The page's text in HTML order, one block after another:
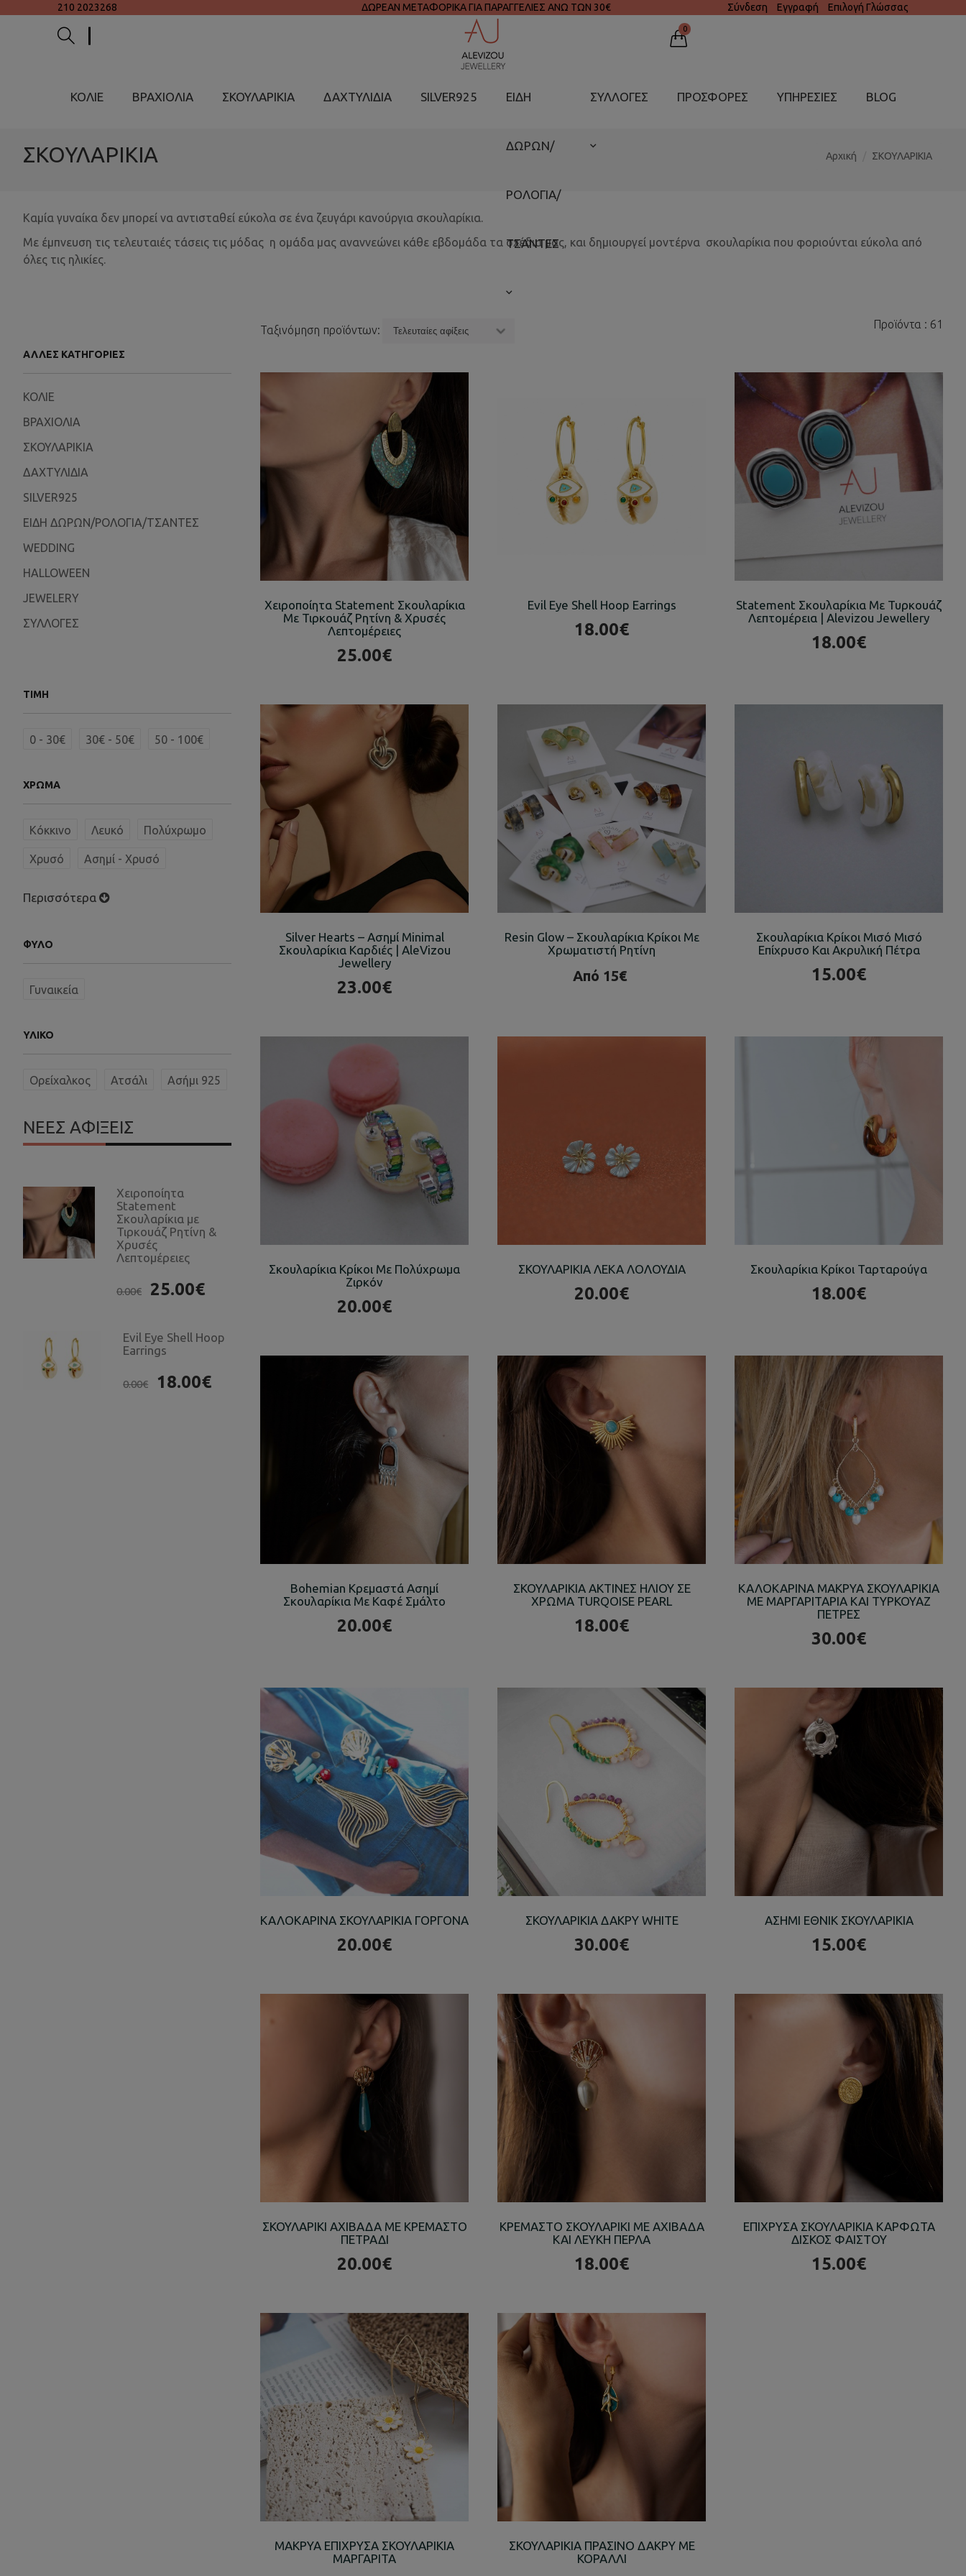
210 2023268 ΔΩΡΕΑΝ ΜΕΤΑΦΟΡΙΚΑ ΓΙΑ ΠΑΡΑΓΓΕΛΙΕΣ ΑΝΩ ΤΩΝ 30€ Σύνδεση Εγγραφή Επιλογή Γλώσσας
0
ΚΟΛΙΕ ΒΡΑΧΙΟΛΙΑ ΣΚΟΥΛΑΡΙΚΙΑ ΔΑΧΤΥΛΙΔΙΑ SILVER925 ΕΙΔΗ
ΔΩΡΩΝ/
ΡΟΛΟΓΙΑ/
ΤΣΑΝΤΕΣ
ΣΥΛΛΟΓΕΣ ΠΡΟΣΦΟΡΕΣ ΥΠΗΡΕΣΊΕΣ BLOG
ΣΚΟΥΛΑΡΙΚΙΑ Αρχική ΣΚΟΥΛΑΡΙΚΙΑ
Καμία γυναίκα δεν μπορεί να αντισταθεί εύκολα σε ένα ζευγάρι κανούργια σκουλαρίκια.
Με έμπνευση τις τελευταιές τάσεις τις μόδας η ομάδα μας αναννεώνει κάθε εβδομάδα τα σχέδια μας, και δημιουργεί μοντέρνα σκουλαρίκια που φοριούνται εύκολα από
όλες τις ηλικίες.
ΆΛΛΕΣ ΚΑΤΗΓΟΡΊΕΣ
ΚΟΛΙΕ
ΒΡΑΧΙΟΛΙΑ
ΣΚΟΥΛΑΡΙΚΙΑ
ΔΑΧΤΥΛΙΔΙΑ
SILVER925
ΕΙΔΗ ΔΩΡΩΝ/ΡΟΛΟΓΙΑ/ΤΣΑΝΤΕΣ
WEDDING
HALLOWEEN
JEWELERY
ΣΥΛΛΟΓΕΣ
ΤΙΜΉ
0 - 30€ 30€ - 50€ 50 - 100€
ΧΡΏΜΑ
Κόκκινο Λευκό Πολύχρωμο
Χρυσό Ασημί - Χρυσό
Περισσότερα
ΦΎΛΟ
Γυναικεία
ΥΛΙΚΌ
Ορείχαλκος Ατσάλι Ασήμι 925
ΝΕΕΣ ΑΦΙΞΕΙΣ
Χειροποίητα
Statement
Σκουλαρίκια με
Τιρκουάζ Ρητίνη &
Χρυσές
Λεπτομέρειες
0.00€ 25.00€
Evil Eye Shell Hoop
Earrings
0.00€ 18.00€
Ταξινόμηση προϊόντων: Προϊόντα : 61
Χειροποίητα Statement Σκουλαρίκια
Με Τιρκουάζ Ρητίνη & Χρυσές
Λεπτομέρειες
25.00€
Evil Eye Shell Hoop Earrings
18.00€
Statement Σκουλαρίκια Με Τυρκουάζ
Λεπτομέρεια | Alevizou Jewellery
18.00€
Silver Hearts – Ασημί Minimal
Σκουλαρίκια Καρδιές | AleVizou
Jewellery
23.00€
Resin Glow – Σκουλαρίκια Κρίκοι Με
Χρωματιστή Ρητίνη
Από 15€
Σκουλαρίκια Κρίκοι Μισό Μισό
Επίχρυσο Και Ακρυλική Πέτρα
15.00€
Σκουλαρίκια Κρίκοι Με Πολύχρωμα
Ζιρκόν
20.00€
ΣΚΟΥΛΑΡΙΚΙΑ ΛΕΚΑ ΛΟΛΟΥΔΙΑ
20.00€
Σκουλαρίκια Κρίκοι Ταρταρούγα
18.00€
Bohemian Κρεμαστά Ασημί
Σκουλαρίκια Με Καφέ Σμάλτο
20.00€
ΣΚΟΥΛΑΡΙΚΙΑ ΑΚΤΙΝΕΣ ΗΛΙΟΥ ΣΕ
ΧΡΩΜΑ TURQOISE PEARL
18.00€
ΚΑΛΟΚΑΡΙΝΑ ΜΑΚΡΥΑ ΣΚΟΥΛΑΡΙΚΙΑ
ΜΕ ΜΑΡΓΑΡΙΤΑΡΙΑ ΚΑΙ ΤΥΡΚΟΥΑΖ
ΠΕΤΡΕΣ
30.00€
ΚΑΛΟΚΑΡΙΝΑ ΣΚΟΥΛΑΡΙΚΙΑ ΓΟΡΓΟΝΑ
20.00€
ΣΚΟΥΛΑΡΙΚΙΑ ΔΑΚΡΥ WHITE
30.00€
ΑΣΗΜΙ ΕΘΝΙΚ ΣΚΟΥΛΑΡΙΚΙΑ
15.00€
ΣΚΟΥΛΑΡΙΚΙ ΑΧΙΒΑΔΑ ΜΕ ΚΡΕΜΑΣΤΟ
ΠΕΤΡΑΔΙ
20.00€
ΚΡΕΜΑΣΤΟ ΣΚΟΥΛΑΡΙΚΙ ΜΕ ΑΧΙΒΑΔΑ
ΚΑΙ ΛΕΥΚΗ ΠΕΡΛΑ
18.00€
ΕΠΙΧΡΥΣΑ ΣΚΟΥΛΑΡΙΚΙΑ ΚΑΡΦΩΤΑ
ΔΙΣΚΟΣ ΦΑΙΣΤΟΥ
15.00€
ΜΑΚΡΥΑ ΕΠΙΧΡΥΣΑ ΣΚΟΥΛΑΡΙΚΙΑ
ΜΑΡΓΑΡΙΤΑ
ΣΚΟΥΛΑΡΙΚΙΑ ΠΡΑΣΙΝΟ ΔΑΚΡΥ ΜΕ
ΚΟΡΑΛΛΙ